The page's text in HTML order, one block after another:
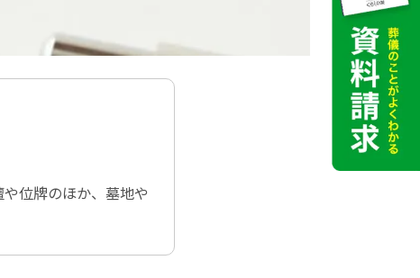
位牌のほか、墓地や